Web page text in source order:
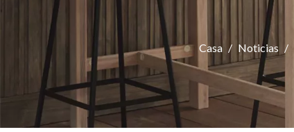
Casa / Noticias /